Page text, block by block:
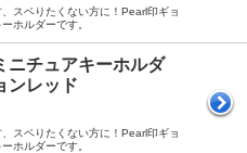
スベりたくない方に！Pearl印ギョ
ホルダーです。
チュアキーホルダ
レッド
スベりたくない方に！Pearl印ギョ
ホルダーです。